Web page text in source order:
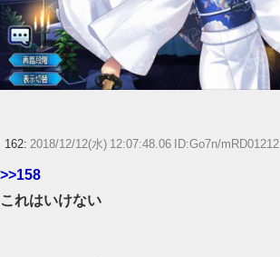
162: 2018/12/12(水) 12:07:48.06 ID:Go7n/mRD01212
>>158
これはいけない